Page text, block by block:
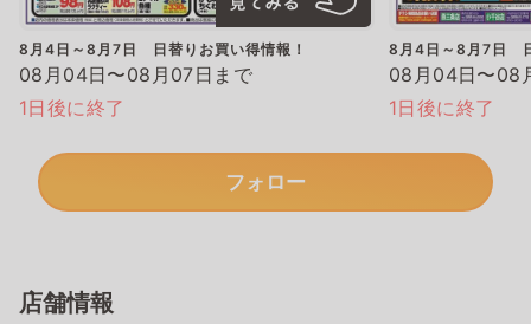
8月4日～8月7日 日替りお買い得情報！
08月04日〜08月07日まで
1日後に終了
8月4日～8月7日
08月04日〜08
1日後に終了
フォロー
店舗情報